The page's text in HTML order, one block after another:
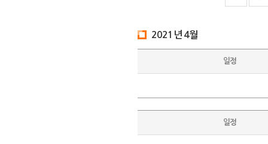
2021년 4월
일정
일정